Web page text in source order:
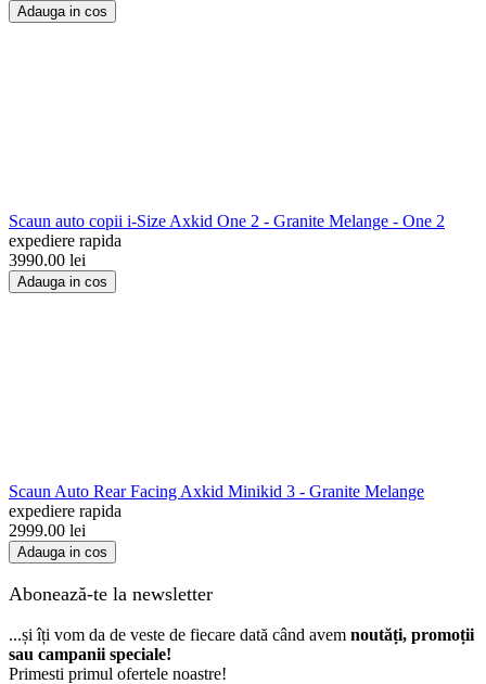
Adauga in cos
Scaun auto copii i-Size Axkid One 2 - Granite Melange - One 2
expediere rapida
3990.00 lei
Adauga in cos
Scaun Auto Rear Facing Axkid Minikid 3 - Granite Melange
expediere rapida
2999.00 lei
Adauga in cos
Abonează-te la newsletter
...și îți vom da de veste de fiecare dată când avem noutăți, promoții
sau campanii speciale!
Primesti primul ofertele noastre!